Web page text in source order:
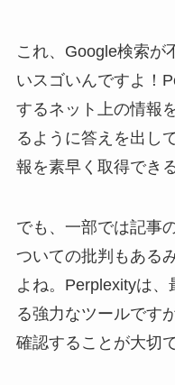
これ、Google検索が
いスゴいんですよ！
するネット上の情報
るように答えを出し
報を素早く取得でき
でも、一部では記事
ついての批判もある
よね。Perplexityは、
る強力なツールです
確認することが大切で